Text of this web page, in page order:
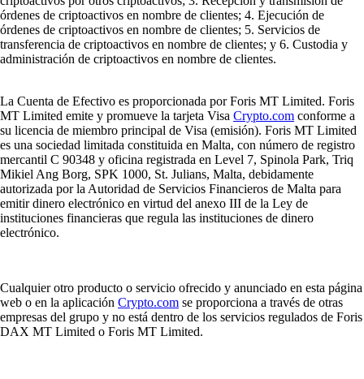
órdenes de criptoactivos en nombre de clientes; 4. Ejecución de
órdenes de criptoactivos en nombre de clientes; 5. Servicios de
transferencia de criptoactivos en nombre de clientes; y 6. Custodia y
administración de criptoactivos en nombre de clientes.
La Cuenta de Efectivo es proporcionada por Foris MT Limited. Foris
MT Limited emite y promueve la tarjeta Visa Crypto.com conforme a
su licencia de miembro principal de Visa (emisión). Foris MT Limited
es una sociedad limitada constituida en Malta, con número de registro
mercantil C 90348 y oficina registrada en Level 7, Spinola Park, Triq
Mikiel Ang Borg, SPK 1000, St. Julians, Malta, debidamente
autorizada por la Autoridad de Servicios Financieros de Malta para
emitir dinero electrónico en virtud del anexo III de la Ley de
instituciones financieras que regula las instituciones de dinero
electrónico.
Cualquier otro producto o servicio ofrecido y anunciado en esta página
web o en la aplicación Crypto.com se proporciona a través de otras
empresas del grupo y no está dentro de los servicios regulados de Foris
DAX MT Limited o Foris MT Limited.